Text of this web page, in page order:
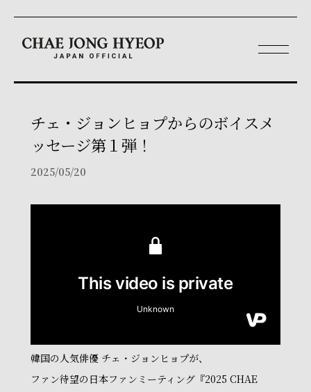
チェ・ジョンヒョプからのボイスメ
ッセージ第１弾！
2025/05/20
韓国の人気俳優 チェ・ジョンヒョプが、
ファン待望の日本ファンミーティング『2025 CHAE